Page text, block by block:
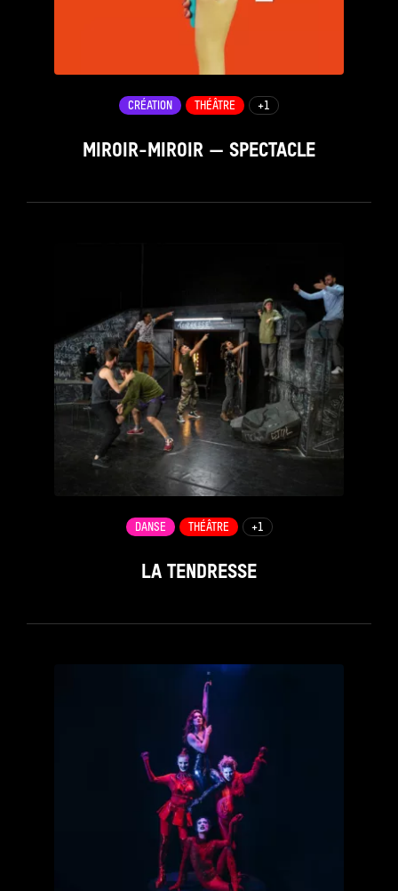
MIROIR-MIROIR — SPECTACLE
CRÉATION THÉÂTRE +1
LA TENDRESSE
DANSE THÉÂTRE +1